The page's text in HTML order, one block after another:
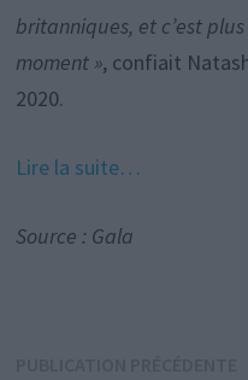
britanniques, et c’est
moment », confiait
2020.
Lire la suite…
Source : Gala